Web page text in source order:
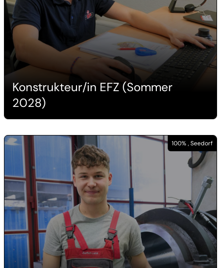
Konstrukteur/in EFZ (Sommer
2028)
100% , Seedorf